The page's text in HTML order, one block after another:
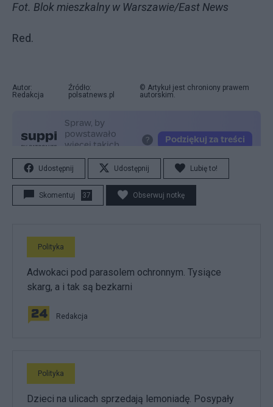
Fot. Blok mieszkalny w Warszawie/East News
Red.
Autor:
Redakcja
Źródło:
polsatnews.pl
© Artykuł jest chroniony prawem
autorskim.
Udostępnij Udostępnij Lubię to!
Skomentuj 37 Obserwuj notkę
Polityka
Adwokaci pod parasolem ochronnym. Tysiące
skarg, a i tak są bezkarni
Redakcja
Polityka
Dzieci na ulicach sprzedają lemoniadę. Posypały